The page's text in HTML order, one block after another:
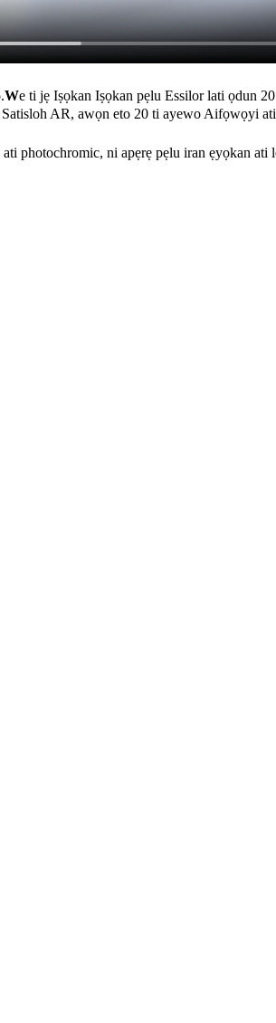
We ti jẹ Iṣọkan Iṣọkan pẹlu Essilor lati ọdun
AR, awọn eto 20 ti ayewo Aifọwọyi
photochromic, ni apẹrẹ pẹlu iran ẹyọkan ati